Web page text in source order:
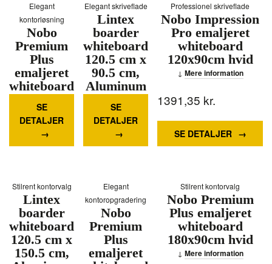
Elegant
kontorløsning
Nobo
Premium
Plus
emaljeret
whiteboard
150x100cm
hvid
1877,09
SE
DETALJER
Mere
information
Elegant skriveflade
Lintex
boarder
whiteboard
120.5 cm x
90.5 cm,
Aluminum
1428,84
SE
DETALJER
information
Professionel skriveflade
Nobo Impression
Pro emaljeret
whiteboard
120x90cm hvid
1391,35 kr.
SE DETALJER
Mere information
Stilrent kontorvalg
Lintex
boarder
whiteboard
120.5 cm x
150.5 cm,
Elegant
kontoropgradering
Nobo
Premium
Plus
emaljeret
Stilrent kontorvalg
Nobo Premium
Plus emaljeret
whiteboard
180x90cm hvid
Mere information